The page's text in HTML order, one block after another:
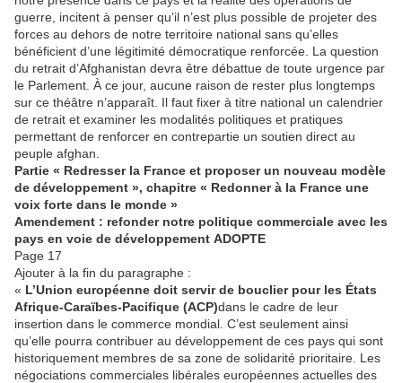
guerre, incitent à penser qu’il n’est plus possible de projeter des
forces au dehors de notre territoire national sans qu’elles
bénéficient d’une légitimité démocratique renforcée. La question
du retrait d’Afghanistan devra être débattue de toute urgence par
le Parlement. À ce jour, aucune raison de rester plus longtemps
sur ce théâtre n’apparaît. Il faut fixer à titre national un calendrier
de retrait et examiner les modalités politiques et pratiques
permettant de renforcer en contrepartie un soutien direct au
peuple afghan.
Partie « Redresser la France et proposer un nouveau modèle
de développement », chapitre « Redonner à la France une
voix forte dans le monde »
Amendement : refonder notre politique commerciale avec les
pays en voie de développement ADOPTE
Page 17
Ajouter à la fin du paragraphe :
« L’Union européenne doit servir de bouclier pour les États
Afrique-Caraïbes-Pacifique (ACP)dans le cadre de leur
insertion dans le commerce mondial. C’est seulement ainsi
qu’elle pourra contribuer au développement de ces pays qui sont
historiquement membres de sa zone de solidarité prioritaire. Les
négociations commerciales libérales européennes actuelles des